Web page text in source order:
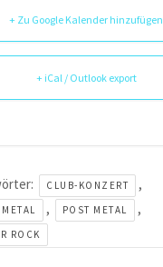
+ Zu Google Kalender hinzufügen
+ iCal / Outlook export
CLUB-KONZERT ,
, POST METAL ,
ROCK